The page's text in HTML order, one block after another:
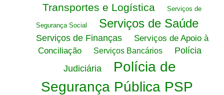
Transportes e Logística Serviços de
Segurança Social Serviços de Saúde
Serviços de Finanças
Serviços de Apoio à
Conciliação
Serviços Bancários
Polícia
Judiciária
Polícia de
Segurança Pública PSP